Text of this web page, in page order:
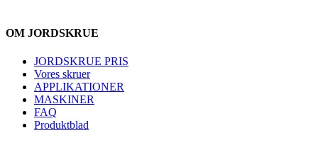
OM JORDSKRUE
JORDSKRUE PRIS
Vores skruer
APPLIKATIONER
MASKINER
FAQ
Produktblad